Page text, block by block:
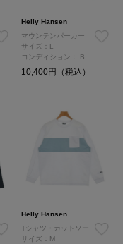
Helly Hansen
マウンテンパーカー
サイズ：L
コンディション：
B
10,400円（税込）
Helly Hansen
Tシャツ・カットソー
サイズ：M